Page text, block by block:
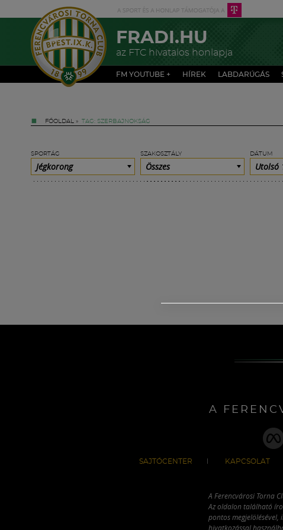
FRADI.HU
az FTC hivatalos honlapja
FM YOUTUBE + HÍREK LABDARÚGÁS
FŐOLDAL » TAG: SZERBAJNOKSÁG
SPORTÁG
Jégkorong
SZAKOSZTÁLY
Összes
DÁTUM
Utolsó
A
SAJTÓCENTER KAPCSOLAT
A Ferencvárosi Torna
Az oldalon található
pontos megjelölésével,
hivatkozással